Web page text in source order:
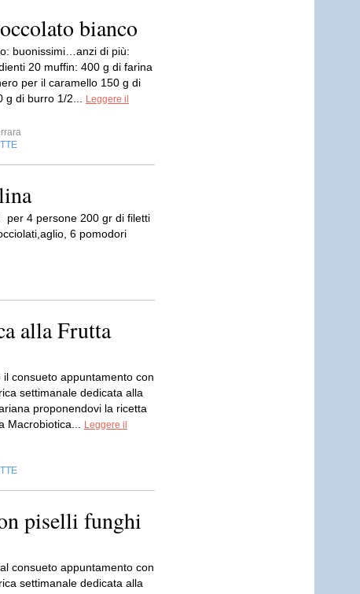
bianco
buonissimi…anzi di più:
20 muffin: 400 g di farina
per il caramello 150 g di
g di burro 1/2...
Leggere il
per 4 persone 200 gr di filetti
6 pomodori
alla Frutta
il consueto appuntamento con
settimanale dedicata alla
proponendovi la ricetta
Macrobiotica...
Leggere il
piselli funghi
consueto appuntamento con
settimanale dedicata alla